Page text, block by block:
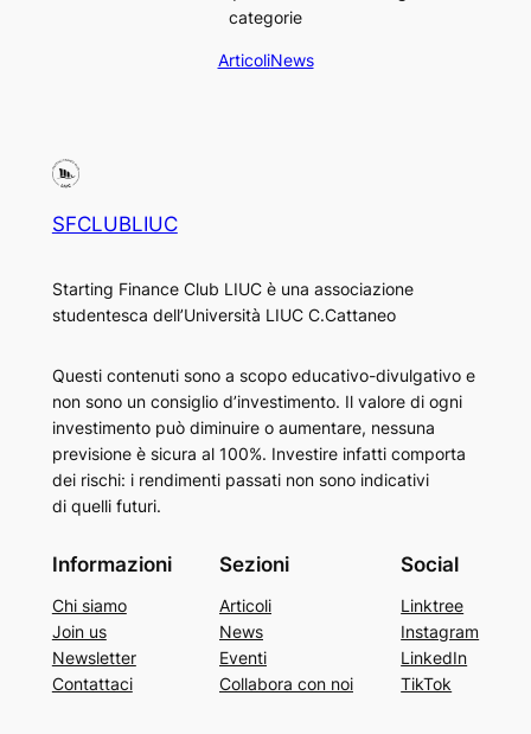
categorie
ArticoliNews
SFCLUBLIUC
Starting Finance Club LIUC è una associazione
studentesca dell’Università LIUC C.Cattaneo
Questi contenuti sono a scopo educativo-divulgativo e
non sono un consiglio d’investimento. Il valore di ogni
investimento può diminuire o aumentare, nessuna
previsione è sicura al 100%. Investire infatti comporta
dei rischi: i rendimenti passati non sono indicativi
di quelli futuri.
Informazioni
Chi siamo
Join us
Newsletter
Contattaci
Sezioni
Articoli
News
Eventi
Collabora con noi
Social
Linktree
Instagram
LinkedIn
TikTok